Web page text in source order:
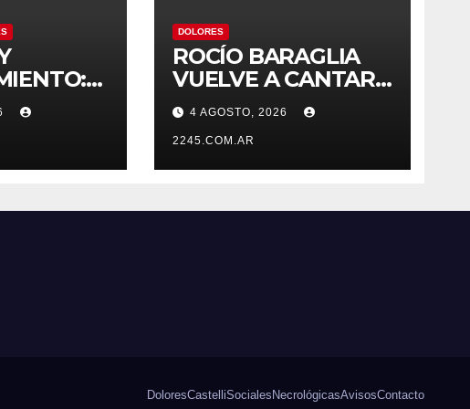
LOS
DOLORES
ROCÍO BARAGLIA
VUELVE A CANTAR
EN EUROPA
4 AGOSTO, 2026
2245.COM.AR
DoloresCastelliSociales NecrológicasAvisosContacto